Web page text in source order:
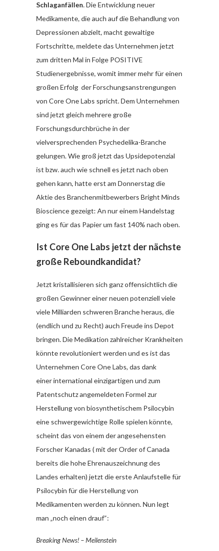
Schlaganfällen. Die Entwicklung neuer
Medikamente, die auch auf die Behandlung von
Depressionen abzielt, macht gewaltige
Fortschritte, meldete das Unternehmen jetzt
zum dritten Mal in Folge POSITIVE
Studienergebnisse, womit immer mehr für einen
großen Erfolg der Forschungsanstrengungen
von Core One Labs spricht. Dem Unternehmen
sind jetzt gleich mehrere große
Forschungsdurchbrüche in der
vielversprechenden Psychedelika-Branche
gelungen. Wie groß jetzt das Upsidepotenzial
ist bzw. auch wie schnell es jetzt nach oben
gehen kann, hatte erst am Donnerstag die
Aktie des Branchenmitbewerbers Bright Minds
Bioscience gezeigt: An nur einem Handelstag
ging es für das Papier um fast 140% nach oben.
Ist Core One Labs jetzt der nächste
große Reboundkandidat?
Jetzt kristallisieren sich ganz offensichtlich die
großen Gewinner einer neuen potenziell viele
viele Milliarden schweren Branche heraus, die
(endlich und zu Recht) auch Freude ins Depot
bringen. Die Medikation zahlreicher Krankheiten
könnte revolutioniert werden und es ist das
Unternehmen Core One Labs, das dank
einer international einzigartigen und zum
Patentschutz angemeldeten Formel zur
Herstellung von biosynthetischem Psilocybin
eine schwergewichtige Rolle spielen könnte,
scheint das von einem der angesehensten
Forscher Kanadas ( mit der Order of Canada
bereits die hohe Ehrenauszeichnung des
Landes erhalten) jetzt die erste Anlaufstelle für
Psilocybin für die Herstellung von
Medikamenten werden zu können. Nun legt
man „noch einen drauf“:
Breaking News! – Meilenstein